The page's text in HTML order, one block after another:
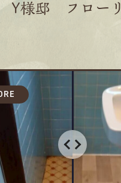
ビュー
Y様邸 フロー